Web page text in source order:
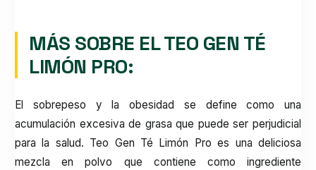
MÁS SOBRE EL TEO GEN TÉ
LIMÓN PRO:
El sobrepeso y la obesidad se define como una
acumulación excesiva de grasa que puede ser perjudicial
para la salud. Teo Gen Té Limón Pro es una deliciosa
mezcla en polvo que contiene como ingrediente